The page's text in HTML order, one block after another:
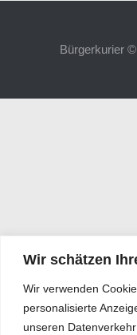
Wir schätzen
Wir verwenden
personalisierte
unseren
Bürgerkurier